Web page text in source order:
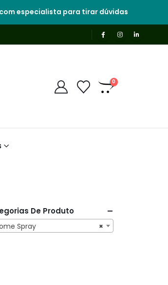
especialista para tirar dúvidas
0
De Produto
×
Spray